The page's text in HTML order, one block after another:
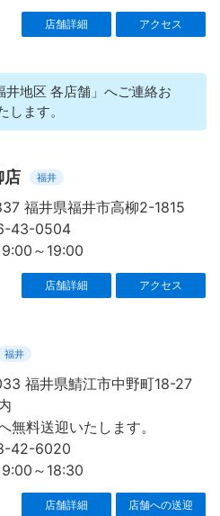
店舗詳細 アクセス
区 各店舗」へご連絡お
します。
店 福井
福井県福井市高柳2-1815
43-0504
～19:00
店舗詳細 アクセス
福井
福井県鯖江市中野町18-27
無料送迎いたします。
42-6020
～18:30
店舗詳細 店舗への送迎